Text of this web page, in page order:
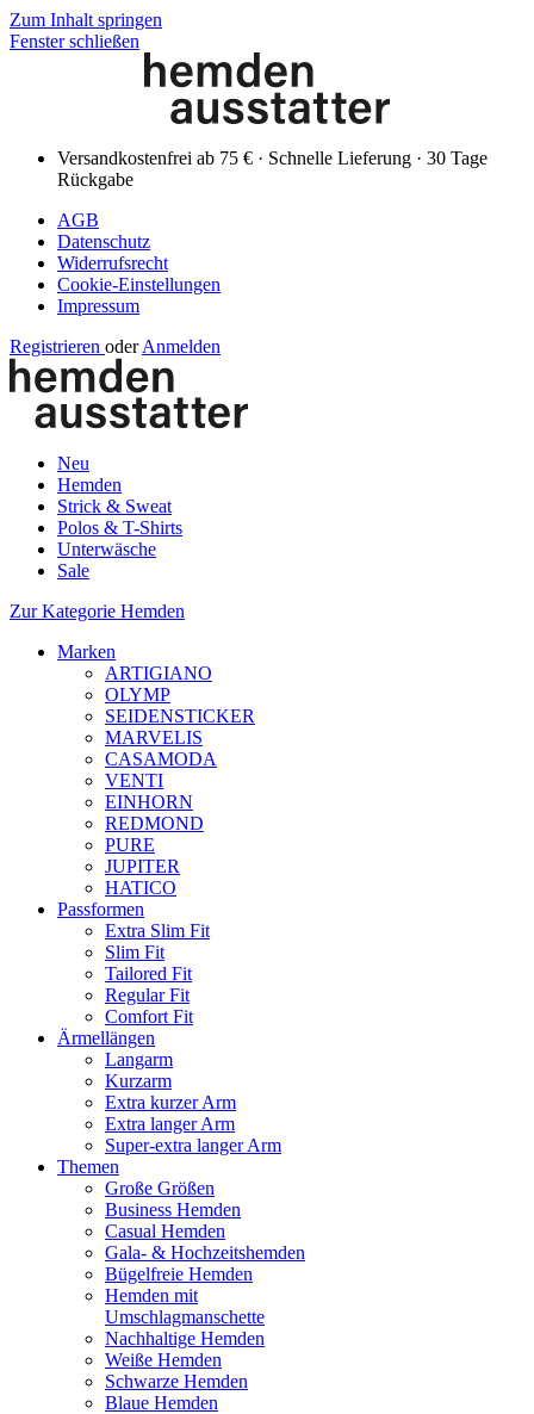
Zum Inhalt springen
Fenster schließen
Versandkostenfrei ab 75 € · Schnelle Lieferung · 30 Tage
Rückgabe
AGB
Datenschutz
Widerrufsrecht
Cookie-Einstellungen
Impressum
Registrieren oder Anmelden
Neu
Hemden
Strick & Sweat
Polos & T-Shirts
Unterwäsche
Sale
Zur Kategorie Hemden
Marken
ARTIGIANO
OLYMP
SEIDENSTICKER
MARVELIS
CASAMODA
VENTI
EINHORN
REDMOND
PURE
JUPITER
HATICO
Passformen
Extra Slim Fit
Slim Fit
Tailored Fit
Regular Fit
Comfort Fit
Ärmellängen
Langarm
Kurzarm
Extra kurzer Arm
Extra langer Arm
Super-extra langer Arm
Themen
Große Größen
Business Hemden
Casual Hemden
Gala- & Hochzeitshemden
Bügelfreie Hemden
Hemden mit
Umschlagmanschette
Nachhaltige Hemden
Weiße Hemden
Schwarze Hemden
Blaue Hemden